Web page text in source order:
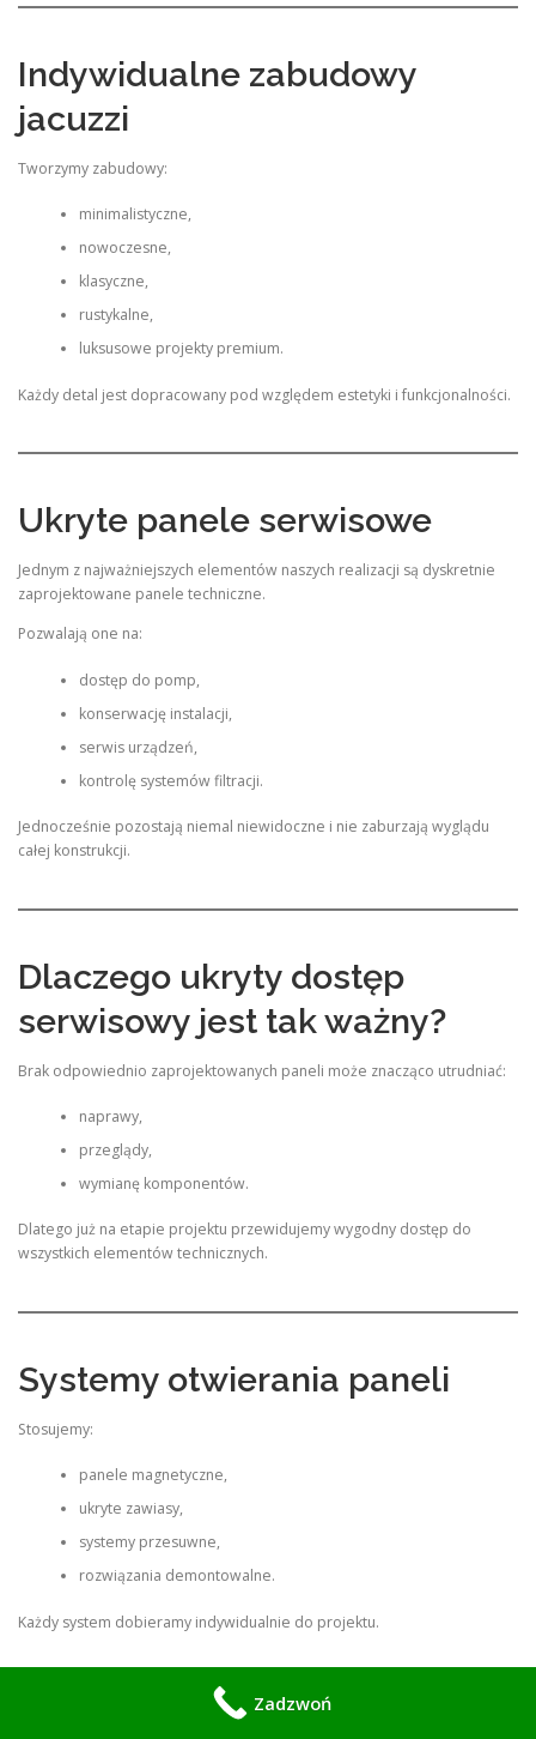
Indywidualne zabudowy
jacuzzi
Tworzymy zabudowy:
minimalistyczne,
nowoczesne,
klasyczne,
rustykalne,
luksusowe projekty premium.
Każdy detal jest dopracowany pod względem estetyki i funkcjonalności.
Ukryte panele serwisowe
Jednym z najważniejszych elementów naszych realizacji są dyskretnie
zaprojektowane panele techniczne.
Pozwalają one na:
dostęp do pomp,
konserwację instalacji,
serwis urządzeń,
kontrolę systemów filtracji.
Jednocześnie pozostają niemal niewidoczne i nie zaburzają wyglądu
całej konstrukcji.
Dlaczego ukryty dostęp
serwisowy jest tak ważny?
Brak odpowiednio zaprojektowanych paneli może znacząco utrudniać:
naprawy,
przeglądy,
wymianę komponentów.
Dlatego już na etapie projektu przewidujemy wygodny dostęp do
wszystkich elementów technicznych.
Systemy otwierania paneli
Stosujemy:
panele magnetyczne,
ukryte zawiasy,
systemy przesuwne,
rozwiązania demontowalne.
Każdy system dobieramy indywidualnie do projektu.
Zadzwoń